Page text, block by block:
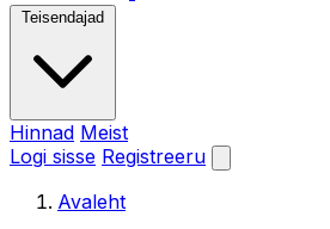
Teisendajad
Hinnad Meist
Logi sisse Registreeru
Avaleht